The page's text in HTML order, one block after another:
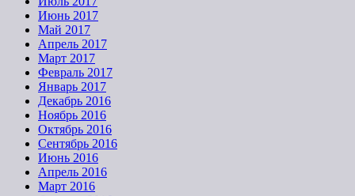
Июнь 2017
Май 2017
Апрель 2017
Март 2017
Февраль 2017
Январь 2017
Декабрь 2016
Ноябрь 2016
Октябрь 2016
Сентябрь 2016
Июнь 2016
Апрель 2016
Март 2016